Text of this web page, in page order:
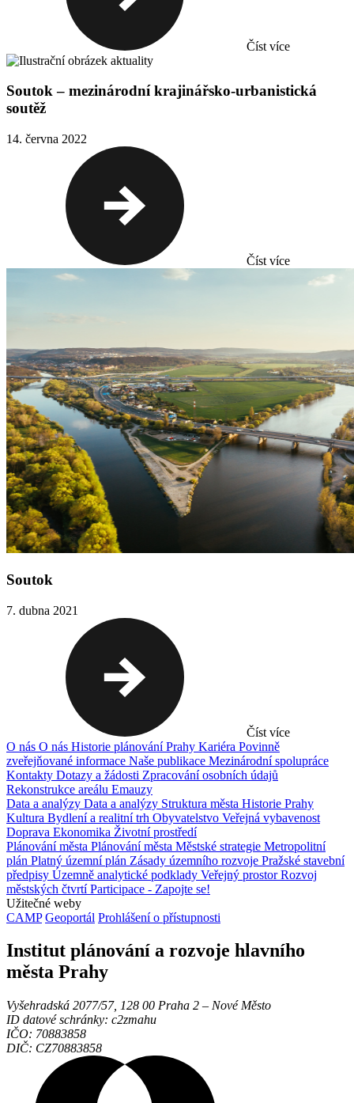
Číst více
Soutok – mezinárodní krajinářsko-urbanistická
soutěž
14. června 2022
Číst více
Soutok
7. dubna 2021
Číst více
O nás O nás Historie plánování Prahy Kariéra Povinně
zveřejňované informace Naše publikace Mezinárodní spolupráce
Kontakty Dotazy a žádosti Zpracování osobních údajů
Rekonstrukce areálu Emauzy
Data a analýzy Data a analýzy Struktura města Historie Prahy
Kultura Bydlení a realitní trh Obyvatelstvo Veřejná vybavenost
Doprava Ekonomika Životní prostředí
Plánování města Plánování města Městské strategie Metropolitní
plán Platný územní plán Zásady územního rozvoje Pražské stavební
předpisy Územně analytické podklady Veřejný prostorRozvoj
městských čtvrtíParticipace - Zapojte se!
Užitečné weby
CAMP Geoportál Prohlášení o přístupnosti
Institut plánování a rozvoje hlavního
města Prahy
Vyšehradská 2077/57, 128 00 Praha 2 ‒ Nové Město
ID datové schránky: c2zmahu
IČO: 70883858
DIČ: CZ70883858